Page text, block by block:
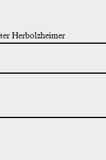
Herbolzheimer